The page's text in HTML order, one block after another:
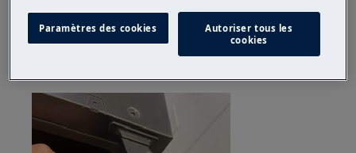
1. Retirez le joint
Ouvre la porte. Retirez délicatement le joint du
coin supérieur, puis passez au côté inférieur !
Paramètres des cookies
Autoriser tous les
cookies